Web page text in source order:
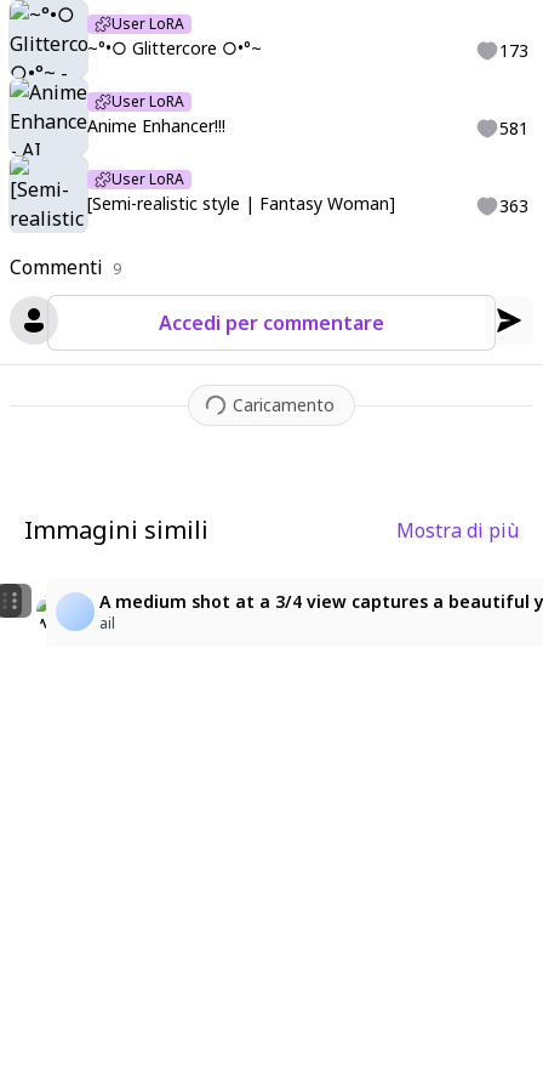
Commenti 9
Accedi per commentare
Caricamento
User LoRA
~°•○ Glittercore ○•°~ 173
User LoRA
Anime Enhancer!!! 581
User LoRA
[Semi-realistic style | Fantasy Woman] 363
Immagini simili Mostra di più
blazhertz
ステラ
A medium shot at a 3/4 view captures a beautiful
ail